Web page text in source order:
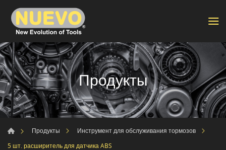
Продукты
Продукты
Инструмент для обслуживания тормозов
5 шт. расширитель для датчика ABS